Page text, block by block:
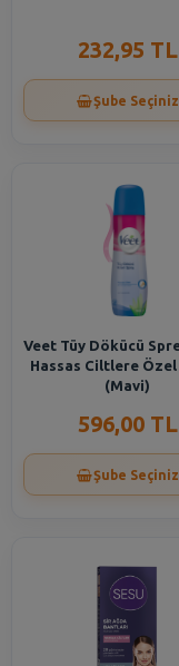
232,95 TL
Şube Seçiniz
Veet Tüy Dökücü
Hassas Ciltlere Özel
(Mavi)
596,00 TL
Şube Seçiniz